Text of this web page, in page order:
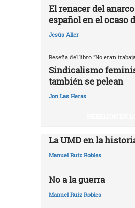
El renacer del
español en el ocaso
Jesús Aller
Reseña del libro "No eran
Sindicalismo
también se pelean
Jon Las Heras
La UMD en la
Manuel Ruiz Robles
No a la guerra
Manuel Ruiz Robles